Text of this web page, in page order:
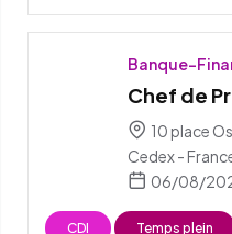
Banque-
Chef de
10 place
Cedex -
06/08/
CDI Temps plein